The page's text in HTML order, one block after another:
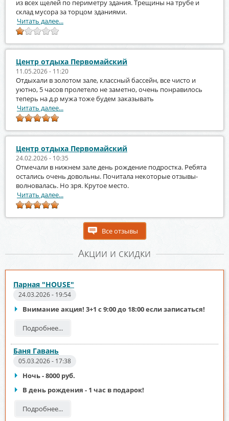
из всех щелей по периметру здания. Трещины на трубе и
склад мусора за торцом зданиями.
Читать далее...
Центр отдыха Первомайский
11.05.2026 - 11:20
Отдыхали в золотом зале, классный бассейн, все чисто и
уютно, 5 часов пролетело не заметно, очень понравилось
теперь на д.р мужа тоже будем заказывать
Читать далее...
Центр отдыха Первомайский
24.02.2026 - 10:35
Отмечали в нижнем зале день рождение подростка. Ребята
остались очень довольны. Почитала некоторые отзывы-
волновалась. Но зря. Крутое место.
Читать далее...
Все отзывы
Акции и скидки
Парная "HOUSE"
24.03.2026 - 19:54
Внимание акция! 3+1 с 9:00 до 18:00 если записаться!
Подробнее...
Баня Гавань
05.03.2026 - 17:38
Ночь - 8000 руб.
В день рождения - 1 час в подарок!
Подробнее...